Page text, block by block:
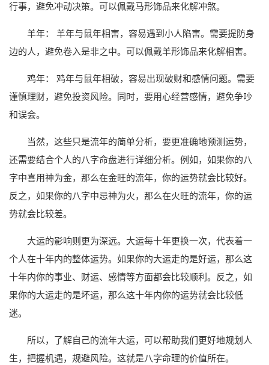
行事，避免冲动决策。可以佩戴马形饰品来化解冲煞。
羊年： 羊年与鼠年相害，容易遇到小人陷害。需要提防身
边的人，避免卷入是非之中。可以佩戴羊形饰品来化解相害。
鸡年： 鸡年与鼠年相破，容易出现破财和感情问题。需要
谨慎理财，避免投资风险。同时，要用心经营感情，避免争吵
和误会。
当然，这些只是流年的简单分析，要更准确地预测运势，
还需要结合个人的八字命盘进行详细分析。例如，如果你的八
字中喜用神为金，那么在金旺的流年，你的运势就会比较好。
反之，如果你的八字中忌神为火，那么在火旺的流年，你的运
势就会比较差。
大运的影响则更为深远。大运每十年更换一次，代表着一
个人在十年内的整体运势。如果你的大运走的是好运，那么这
十年内你的事业、财运、感情等方面都会比较顺利。反之，如
果你的大运走的是坏运，那么这十年内你的运势就会比较低
迷。
所以，了解自己的流年大运，可以帮助我们更好地规划人
生，把握机遇，规避风险。这就是八字命理的价值所在。